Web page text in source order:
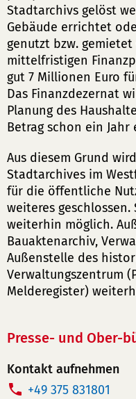
Stadtarchivs gelöst
Gebäude errichtet
genutzt bzw.
mittelfristigen
gut 7 Millionen Euro
Das Finanzdezernat
Planung des
Betrag schon ein
Aus diesem Grund
Stadtarchives im
für die öffentliche
weiteres
weiterhin möglich.
Bauaktenarchiv,
Außenstelle des
Verwaltungszentrum
Melderegister)
Presse- und Ober-
Kontakt aufnehmen
T
+49 375 831801